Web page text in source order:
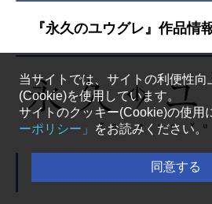
ュア』の菓彩
は、茅野愛衣
関連記事を紹
『永久のユウグレ』作品情
当サイトでは、サイトの利便性向
(Cookie)を使用しています。
サイトのクッキー(Cookie)の使用
ーポリシー」
をお読みください。
同意する